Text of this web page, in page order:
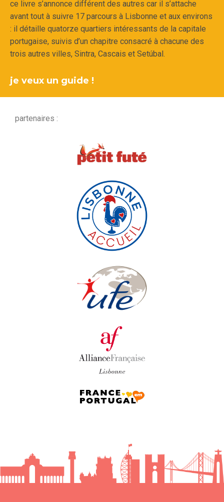
ce livre s’annonce différent des autres car il s’attache
avant tout à suivre 17 parcours à Lisbonne et aux environs
: il détaille quatorze quartiers intéressants de la capitale
portugaise, suivis d’un chapitre consacré à chacune des
trois autres villes, Sintra, Cascais et Setúbal.
je veux un guide !
partenaires :